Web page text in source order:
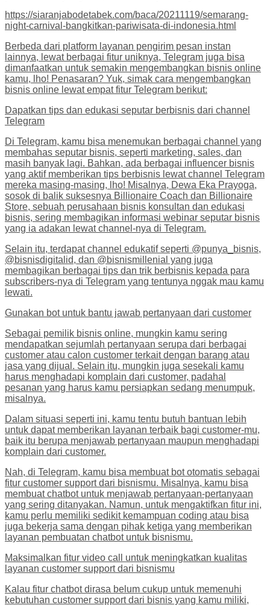
https://siaranjabodetabek.com/baca/20211119/semarang-
night-carnival-bangkitkan-pariwisata-di-indonesia.html
Berbeda dari platform layanan pengirim pesan instan
lainnya, lewat berbagai fitur uniknya, Telegram juga bisa
dimanfaatkan untuk semakin mengembangkan bisnis online
kamu, lho! Penasaran? Yuk, simak cara mengembangkan
bisnis online lewat empat fitur Telegram berikut:
Dapatkan tips dan edukasi seputar berbisnis dari channel
Telegram
Di Telegram, kamu bisa menemukan berbagai channel yang
membahas seputar bisnis, seperti marketing, sales, dan
masih banyak lagi. Bahkan, ada berbagai influencer bisnis
yang aktif memberikan tips berbisnis lewat channel Telegram
mereka masing-masing, lho! Misalnya, Dewa Eka Prayoga,
sosok di balik suksesnya Billionaire Coach dan Billionaire
Store, sebuah perusahaan bisnis konsultan dan edukasi
bisnis, sering membagikan informasi webinar seputar bisnis
yang ia adakan lewat channel-nya di Telegram.
Selain itu, terdapat channel edukatif seperti @punya_bisnis,
@bisnisdigitalid, dan @bisnismillenial yang juga
membagikan berbagai tips dan trik berbisnis kepada para
subscribers-nya di Telegram yang tentunya nggak mau kamu
lewati.
Gunakan bot untuk bantu jawab pertanyaan dari customer
Sebagai pemilik bisnis online, mungkin kamu sering
mendapatkan sejumlah pertanyaan serupa dari berbagai
customer atau calon customer terkait dengan barang atau
jasa yang dijual. Selain itu, mungkin juga sesekali kamu
harus menghadapi komplain dari customer, padahal
pesanan yang harus kamu persiapkan sedang menumpuk,
misalnya.
Dalam situasi seperti ini, kamu tentu butuh bantuan lebih
untuk dapat memberikan layanan terbaik bagi customer-mu,
baik itu berupa menjawab pertanyaan maupun menghadapi
komplain dari customer.
Nah, di Telegram, kamu bisa membuat bot otomatis sebagai
fitur customer support dari bisnismu. Misalnya, kamu bisa
membuat chatbot untuk menjawab pertanyaan-pertanyaan
yang sering ditanyakan. Namun, untuk mengaktifkan fitur ini,
kamu perlu memiliki sedikit kemampuan coding atau bisa
juga bekerja sama dengan pihak ketiga yang memberikan
layanan pembuatan chatbot untuk bisnismu.
Maksimalkan fitur video call untuk meningkatkan kualitas
layanan customer support dari bisnismu
Kalau fitur chatbot dirasa belum cukup untuk memenuhi
kebutuhan customer support dari bisnis yang kamu miliki,